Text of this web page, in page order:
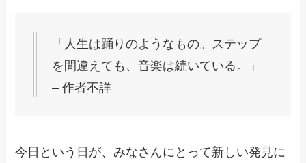
「人生は踊りのようなもの。ステップ
を間違えても、音楽は続いている。」
– 作者不詳
今日という日が、みなさんにとって新しい発見に